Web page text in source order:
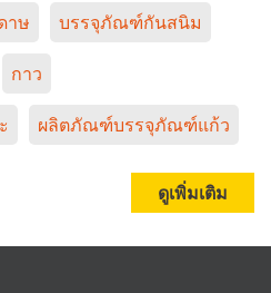
าษ บรรจุภัณฑ์กันสนิม
กาว
ผลิตภัณฑ์บรรจุภัณฑ์แก้ว
ดูเพิ่มเติม